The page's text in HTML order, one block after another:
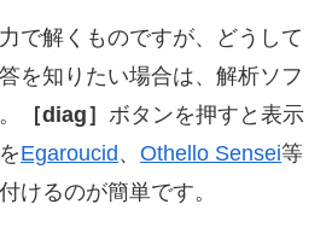
で解くものですが、どうして
を知りたい場合は、解析ソフ
［diag］ ボタンを押すと表示
Egaroucid、 Othello Sensei等
けるのが簡単です。